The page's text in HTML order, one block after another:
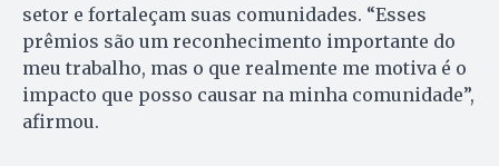
setor e fortaleçam suas comunidades. “Esses
prêmios são um reconhecimento importante do
meu trabalho, mas o que realmente me motiva é o
impacto que posso causar na minha comunidade”,
afirmou.